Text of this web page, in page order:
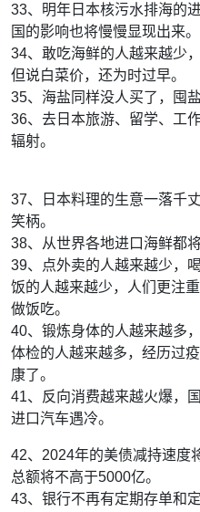
33、明年日本核污水排海的
国的影响也将慢慢显现出来。
34、敢吃海鲜的人越来越少
但说白菜价，还为时过早。
35、海盐同样没人买了，囤
36、去日本旅游、留学、工
辐射。
37、日本料理的生意一落千
笑柄。
38、从世界各地进口海鲜都
39、点外卖的人越来越少，
饭的人越来越少，人们更注
做饭吃。
40、锻炼身体的人越来越多
体检的人越来越多，经历过
康了。
41、反向消费越来越火爆，
进口汽车遇冷。
42、2024年的美债减持速度
总额将不高于5000亿。
43、银行不再有定期存单和